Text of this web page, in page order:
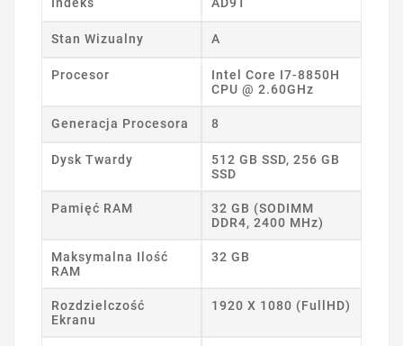
Stan Wizualny A
Procesor
Intel Core I7-8850H
CPU @ 2.60GHz
Generacja Procesora 8
Dysk Twardy
512 GB SSD, 256 GB
SSD
Pamięć RAM
32 GB (SODIMM
DDR4, 2400 MHz)
Maksymalna Ilość
RAM
32 GB
Rozdzielczość
Ekranu
1920 X 1080 (FullHD)